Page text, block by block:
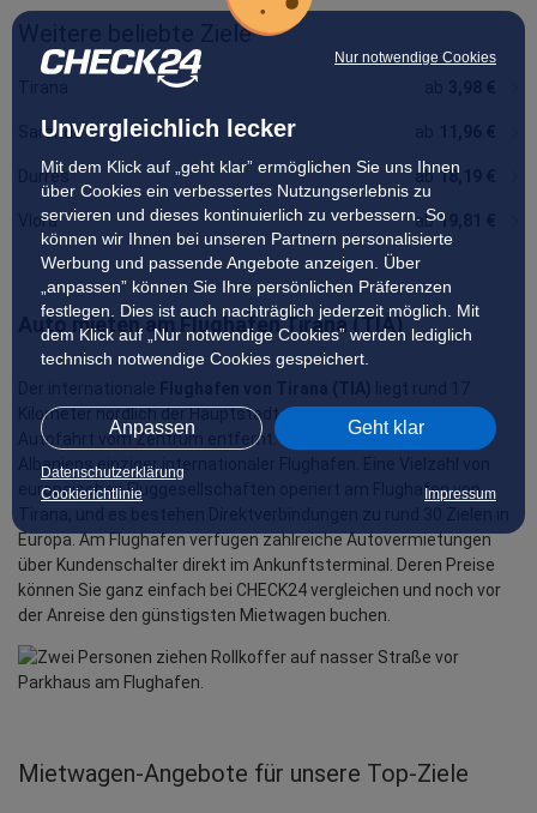
Nur notwendige Cookies
Unvergleichlich lecker
Mit dem Klick auf „geht klar” ermöglichen Sie uns Ihnen
über Cookies ein verbessertes Nutzungserlebnis zu
servieren und dieses kontinuierlich zu verbessern. So
können wir Ihnen bei unseren Partnern personalisierte
Werbung und passende Angebote anzeigen. Über
„anpassen” können Sie Ihre persönlichen Präferenzen
festlegen. Dies ist auch nachträglich jederzeit möglich. Mit
dem Klick auf „Nur notwendige Cookies” werden lediglich
technisch notwendige Cookies gespeichert.
Anpassen Geht klar
Datenschutzerklärung
Cookierichtlinie
Impressum
Weitere beliebte Ziele
Saranda
Durres ab 18,19 €
Vlora ab 19,81 €
Auto mieten am Flughafen Tirana (TIA)
Kilometer nördlich der Hauptstadt, eine dreißigminütige
Autofahrt vom Zentrum entfernt. Der Nënë Tereza Airport ist
Albaniens einziger internationaler Flughafen. Eine Vielzahl von
europäischen Fluggesellschaften operiert am Flughafen von
Europa. Am Flughafen verfügen zahlreiche Autovermietungen
über Kundenschalter direkt im Ankunftsterminal. Deren Preise
können Sie ganz einfach bei CHECK24 vergleichen und noch vor
der Anreise den günstigsten Mietwagen buchen.
Mietwagen‑Angebote für unsere Top‑Ziele